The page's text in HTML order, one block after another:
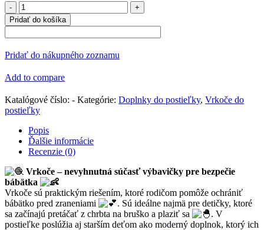
množstvo
Vrkoč
vafle
BABY
Pridať do košíka
Pridať do nákupného zoznamu
Add to compare
Katalógové číslo: - Kategórie: Doplnky do postieľky, Vrkoče do
postieľky
Popis
Ďalšie informácie
Recenzie (0)
Vrkoče – nevyhnutná súčasť výbavičky pre bezpečie
bábätka
Vrkoče sú praktickým riešením, ktoré rodičom pomôže ochrániť
bábätko pred zraneniami
. Sú ideálne najmä pre detičky, ktoré
sa začínajú pretáčať z chrbta na bruško a plaziť sa
. V
postieľke poslúžia aj starším deťom ako moderný doplnok, ktorý ich